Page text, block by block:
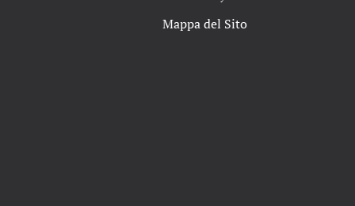
Mappa del Sito